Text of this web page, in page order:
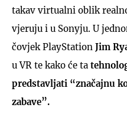
takav virtualni oblik
vjeruju i u Sonyju. U
čovjek PlayStation Jim
u VR te kako će ta
predstavljati “značajnu
zabave”.